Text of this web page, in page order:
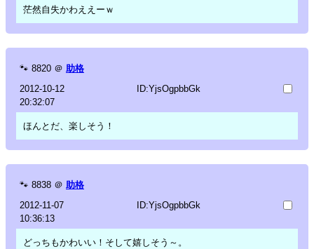
茫然自失かわええーｗ
🐾 8820 ＠ 助格
2012-10-12
20:32:07
ID:YjsOgpbbGk
ほんとだ、楽しそう！
🐾 8838 ＠ 助格
2012-11-07
10:36:13
ID:YjsOgpbbGk
どっちもかわいい！そして嬉しそう～。